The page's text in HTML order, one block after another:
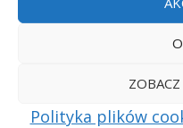
ZOBACZ
Polityka plików
FAQ –
zadawane